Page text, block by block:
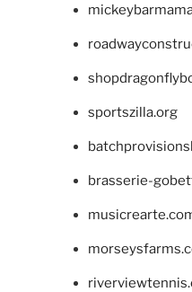
sportszilla.org
brasserie-